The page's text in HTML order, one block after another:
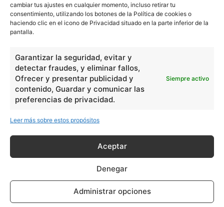
cambiar tus ajustes en cualquier momento, incluso retirar tu
consentimiento, utilizando los botones de la Política de cookies o
haciendo clic en el icono de Privacidad situado en la parte inferior de la
pantalla.
Garantizar la seguridad, evitar y
detectar fraudes, y eliminar fallos,
Ofrecer y presentar publicidad y
contenido, Guardar y comunicar las
preferencias de privacidad.
Siempre activo
Leer más sobre estos propósitos
Aceptar
Denegar
Administrar opciones
En Básico
Números romanos
Ángulos agudo, obtuso, recto y...
En Filosofía
Teoría de los Cuatro Elementos
En Historia
Las principales características... 525533